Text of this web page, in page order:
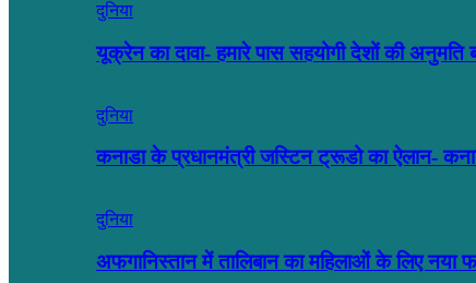
दुनिया
यूक्रेन का दावा- हमारे पास सहयोगी देशों की
दुनिया
कनाडा के प्रधानमंत्री जस्टिन ट्रूडो का ऐलान-
दुनिया
अफगानिस्तान में तालिबान का महिलाओं के लिए